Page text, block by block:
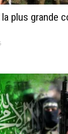
la plus grande